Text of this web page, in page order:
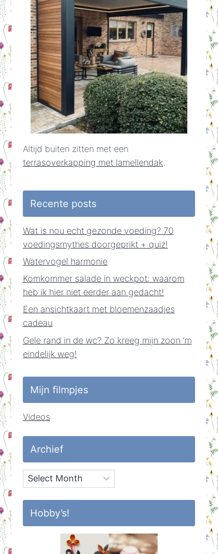
Altijd buiten zitten met een
terrasoverkapping met lamellendak.
Recente posts
Wat is nou echt gezonde voeding? 70
voedingsmythes doorgeprikt + quiz!
Watervogel harmonie
Komkommer salade in weckpot: waarom
heb ik hier niet eerder aan gedacht!
Een ansichtkaart met bloemenzaadjes
cadeau
Gele rand in de wc? Zo kreeg mijn zoon ‘m
eindelijk weg!
Mijn filmpjes
Videos
Archief
Archief
Hobby’s!